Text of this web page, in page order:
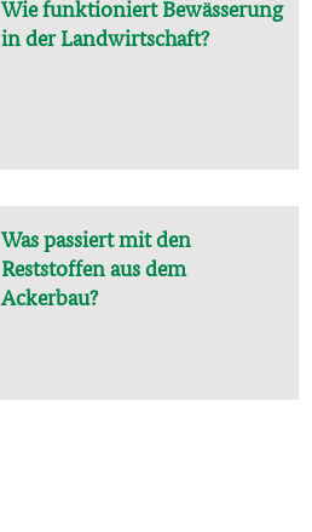
Wie funktioniert Bewässerung
in der Landwirtschaft?
Was passiert mit den
Reststoffen aus dem
Ackerbau?